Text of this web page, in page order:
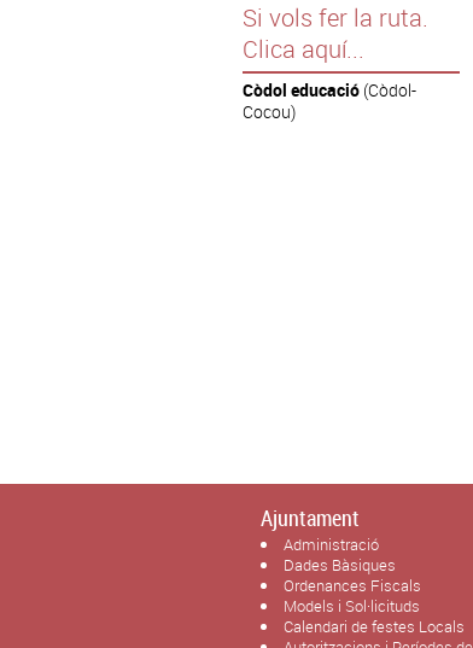
Si vols fer la ruta.
Clica aquí...
Còdol educació (Còdol-
Cocou)
Ajuntament
Administració
Dades Bàsiques
Ordenances Fiscals
Models i Sol·licituds
Calendari de festes Locals